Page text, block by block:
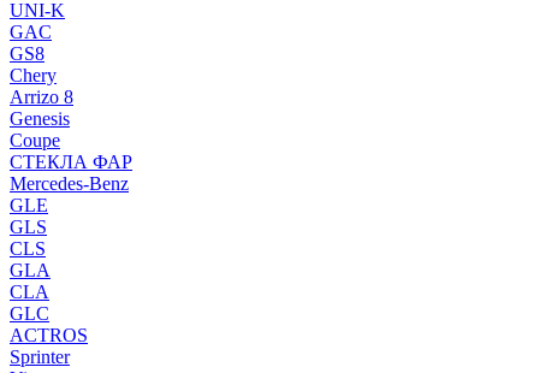
UNI-K
GAC
GS8
Chery
Arrizo 8
Genesis
Coupe
СТЕКЛА ФАР
Mercedes-Benz
GLE
GLS
CLS
GLA
CLA
GLC
ACTROS
Sprinter